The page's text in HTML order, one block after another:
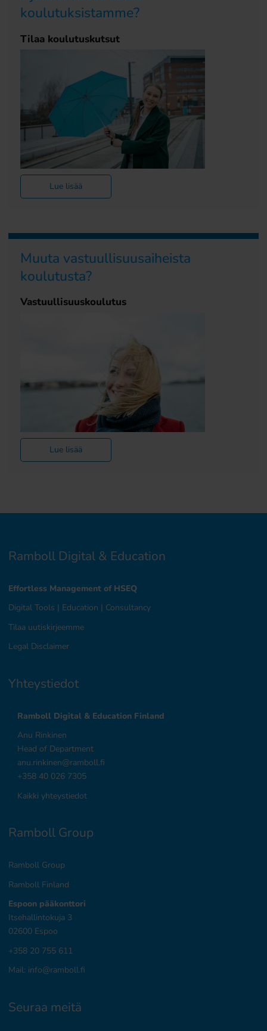
koulutuksistamme?
Tilaa koulutuskutsut
Lue lisää
Muuta vastuullisuusaiheista
koulutusta?
Vastuullisuuskoulutus
Lue lisää
Ramboll Digital & Education
Effortless Management of HSEQ
Digital Tools | Education | Consultancy
Tilaa uutiskirjeemme
Legal Disclaimer
Yhteystiedot
Ramboll Digital & Education Finland
Anu Rinkinen
Head of Department
anu.rinkinen@ramboll.fi
+358 40 026 7305
Kaikki yhteystiedot
Ramboll Group
Ramboll Group
Ramboll Finland
Espoon pääkonttori
Itsehallintokuja 3
02600 Espoo
+358 20 755 611
Mail: info@ramboll.fi
Seuraa meitä